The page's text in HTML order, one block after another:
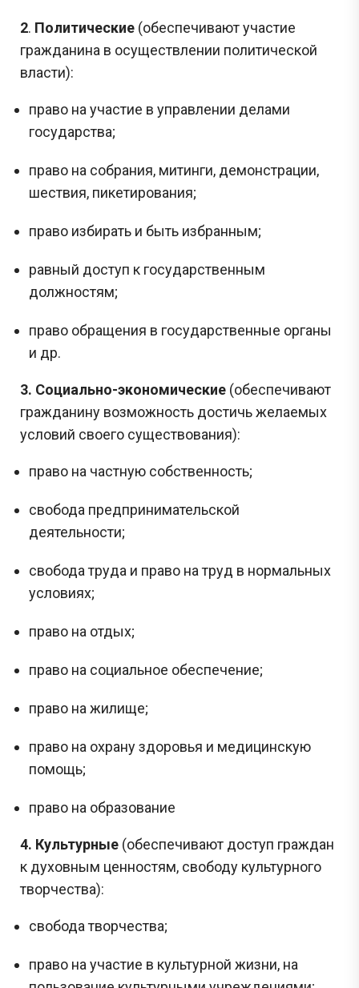
2. Политические (обеспечивают участие
гражданина в осуществлении политической
власти):
право на участие в управлении делами
государства;
право на собрания, митинги, демонстрации,
шествия, пикетирования;
право избирать и быть избранным;
равный доступ к государственным
должностям;
право обращения в государственные органы
и др.
3. Социально-экономические (обеспечивают
гражданину возможность достичь желаемых
условий своего существования):
право на частную собственность;
свобода предпринимательской
деятельности;
свобода труда и право на труд в нормальных
условиях;
право на отдых;
право на социальное обеспечение;
право на жилище;
право на охрану здоровья и медицинскую
помощь;
право на образование
4. Культурные (обеспечивают доступ граждан
к духовным ценностям, свободу культурного
творчества):
свобода творчества;
право на участие в культурной жизни, на